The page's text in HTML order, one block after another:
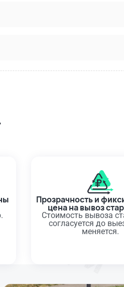
Прозрачность и
цена на вывоз
Стоимость вывоза
согласуется до
меняется.